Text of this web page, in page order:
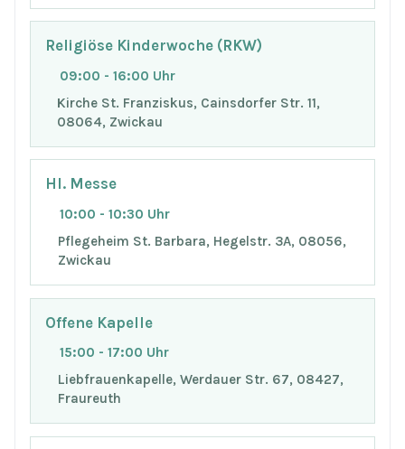
Religiöse Kinderwoche (RKW)
09:00 - 16:00 Uhr
Kirche St. Franziskus, Cainsdorfer Str. 11,
08064, Zwickau
Hl. Messe
10:00 - 10:30 Uhr
Pflegeheim St. Barbara, Hegelstr. 3A, 08056,
Zwickau
Offene Kapelle
15:00 - 17:00 Uhr
Liebfrauenkapelle, Werdauer Str. 67, 08427,
Fraureuth